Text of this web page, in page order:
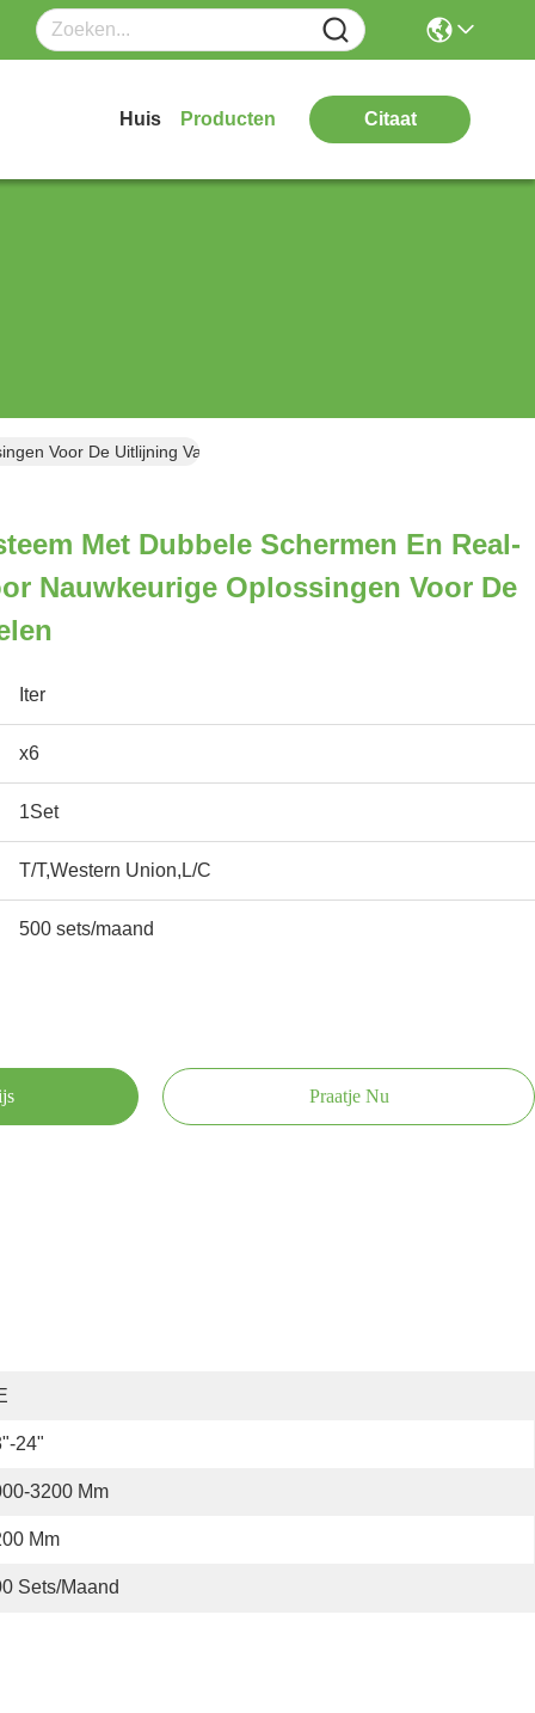
Huis Producten Citaat
Voor De Uitlijning Van Wielen
Met Dubbele Schermen En Real-
Nauwkeurige Oplossingen Voor De
Iter
x6
1Set
T/T,Western Union,L/C
500 sets/maand
Praatje Nu
24"
3200 Mm
Mm
Sets/maand